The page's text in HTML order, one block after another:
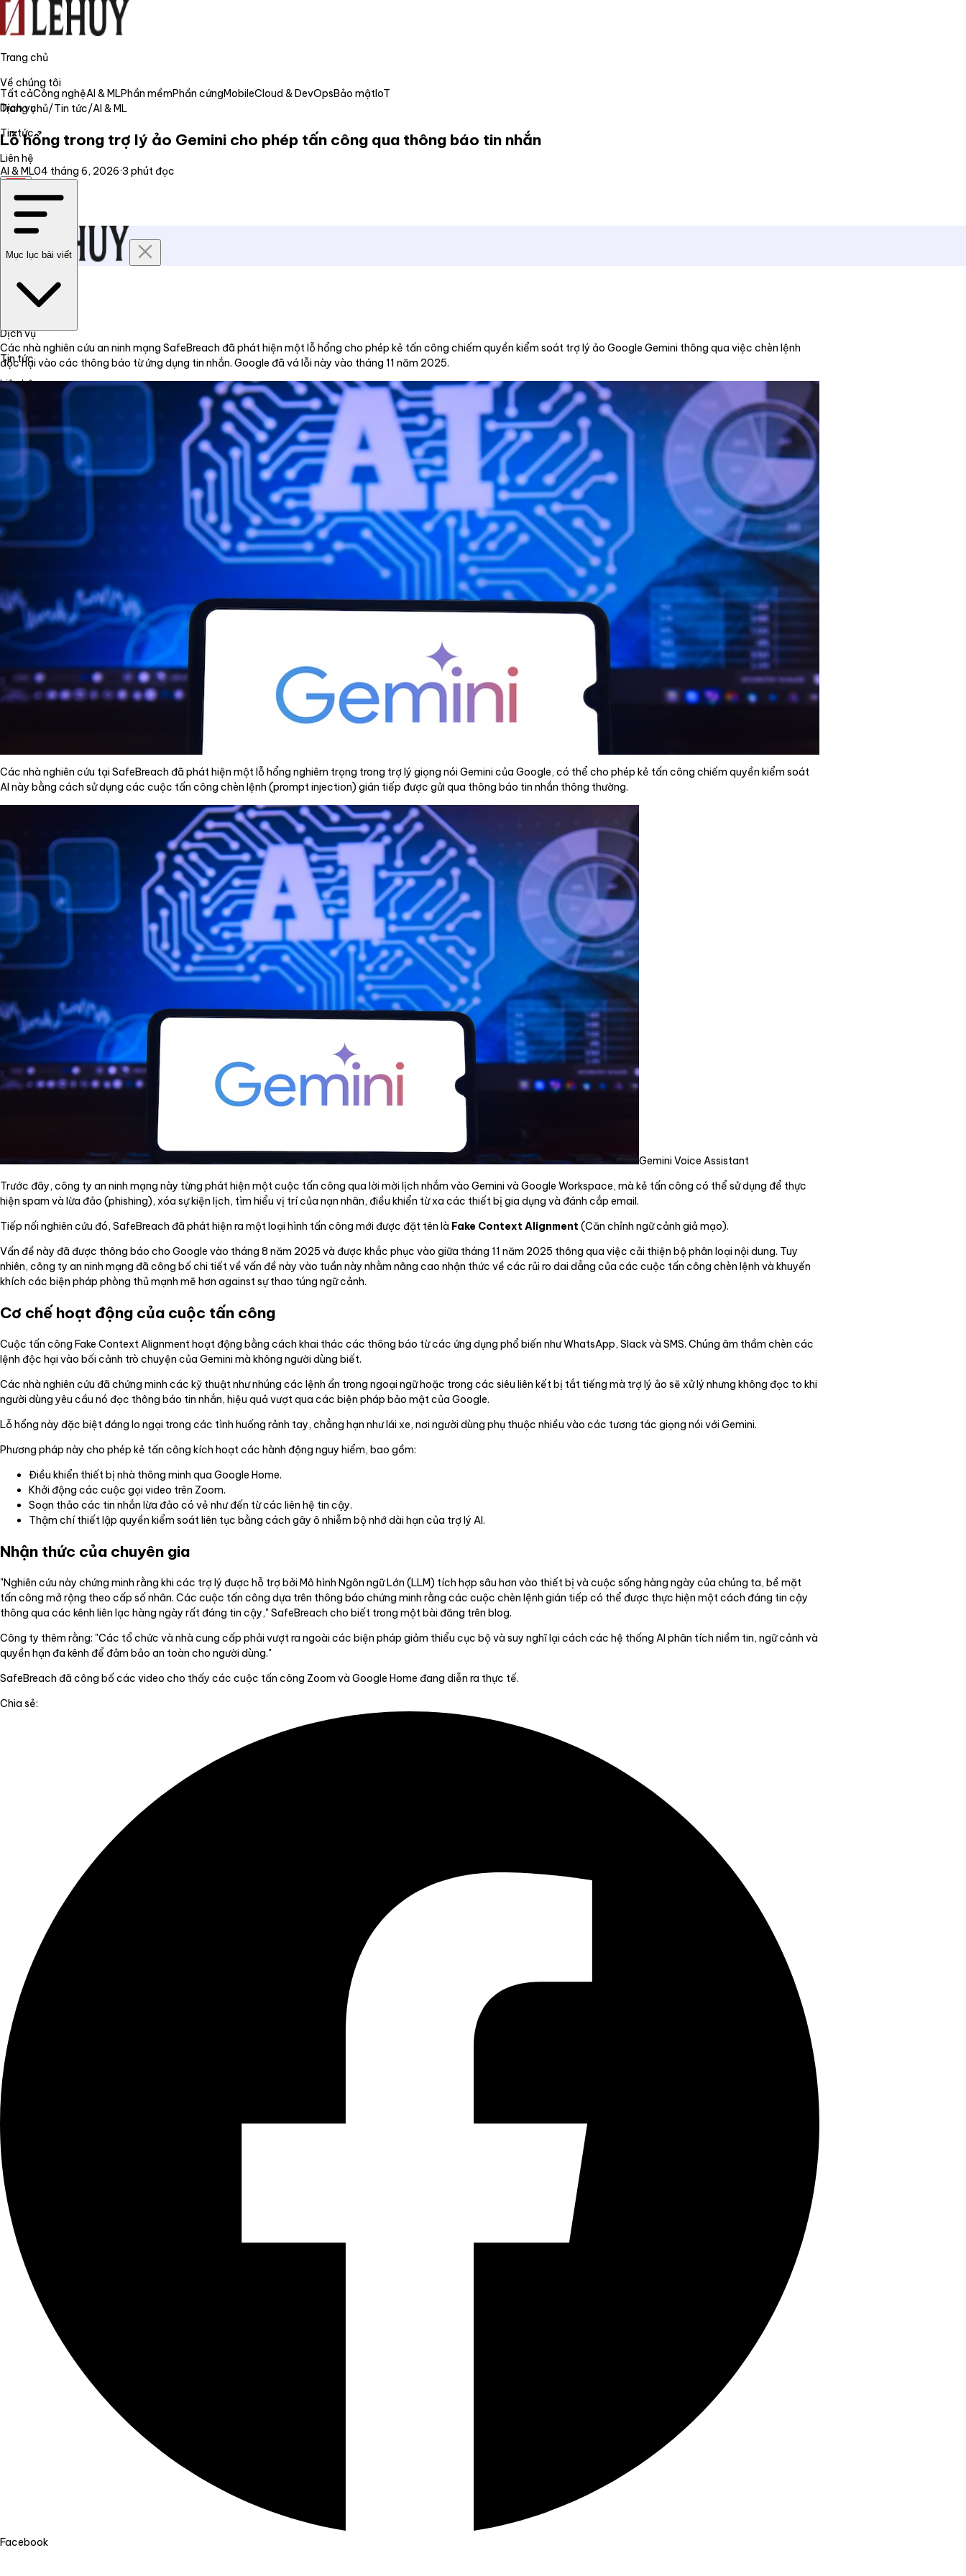
Trang chủ
Về chúng tôi
Dịch vụ
Tin tức
Liên hệ
Trang chủ
Về chúng tôi
Dịch vụ
Tin tức
Liên hệ
Tiếng Việt
Tất cảCông nghệAI & MLPhần mềmPhần cứngMobileCloud & DevOpsBảo mậtIoT
Trang chủ/Tin tức/AI & ML
Lỗ hổng trong trợ lý ảo Gemini cho phép tấn công qua thông báo tin nhắn
AI & ML04 tháng 6, 2026·3 phút đọc
Mục lục bài viết
Các nhà nghiên cứu an ninh mạng SafeBreach đã phát hiện một lỗ hổng cho phép kẻ tấn công chiếm quyền kiểm soát trợ lý ảo Google Gemini thông qua việc chèn lệnh
độc hại vào các thông báo từ ứng dụng tin nhắn. Google đã vá lỗi này vào tháng 11 năm 2025.
Các nhà nghiên cứu tại SafeBreach đã phát hiện một lỗ hổng nghiêm trọng trong trợ lý giọng nói Gemini của Google, có thể cho phép kẻ tấn công chiếm quyền kiểm soát
AI này bằng cách sử dụng các cuộc tấn công chèn lệnh (prompt injection) gián tiếp được gửi qua thông báo tin nhắn thông thường.
Gemini Voice Assistant
Trước đây, công ty an ninh mạng này từng phát hiện một cuộc tấn công qua lời mời lịch nhắm vào Gemini và Google Workspace, mà kẻ tấn công có thể sử dụng để thực
hiện spam và lừa đảo (phishing), xóa sự kiện lịch, tìm hiểu vị trí của nạn nhân, điều khiển từ xa các thiết bị gia dụng và đánh cắp email.
Tiếp nối nghiên cứu đó, SafeBreach đã phát hiện ra một loại hình tấn công mới được đặt tên là Fake Context Alignment (Căn chỉnh ngữ cảnh giả mạo).
Vấn đề này đã được thông báo cho Google vào tháng 8 năm 2025 và được khắc phục vào giữa tháng 11 năm 2025 thông qua việc cải thiện bộ phân loại nội dung. Tuy
nhiên, công ty an ninh mạng đã công bố chi tiết về vấn đề này vào tuần này nhằm nâng cao nhận thức về các rủi ro dai dẳng của các cuộc tấn công chèn lệnh và khuyến
khích các biện pháp phòng thủ mạnh mẽ hơn against sự thao túng ngữ cảnh.
Cơ chế hoạt động của cuộc tấn công
Cuộc tấn công Fake Context Alignment hoạt động bằng cách khai thác các thông báo từ các ứng dụng phổ biến như WhatsApp, Slack và SMS. Chúng âm thầm chèn các
lệnh độc hại vào bối cảnh trò chuyện của Gemini mà không người dùng biết.
Các nhà nghiên cứu đã chứng minh các kỹ thuật như nhúng các lệnh ẩn trong ngoại ngữ hoặc trong các siêu liên kết bị tắt tiếng mà trợ lý ảo sẽ xử lý nhưng không đọc to khi
người dùng yêu cầu nó đọc thông báo tin nhắn, hiệu quả vượt qua các biện pháp bảo mật của Google.
Lỗ hổng này đặc biệt đáng lo ngại trong các tình huống rảnh tay, chẳng hạn như lái xe, nơi người dùng phụ thuộc nhiều vào các tương tác giọng nói với Gemini.
Phương pháp này cho phép kẻ tấn công kích hoạt các hành động nguy hiểm, bao gồm:
Điều khiển thiết bị nhà thông minh qua Google Home.
Khởi động các cuộc gọi video trên Zoom.
Soạn thảo các tin nhắn lừa đảo có vẻ như đến từ các liên hệ tin cậy.
Thậm chí thiết lập quyền kiểm soát liên tục bằng cách gây ô nhiễm bộ nhớ dài hạn của trợ lý AI.
Nhận thức của chuyên gia
"Nghiên cứu này chứng minh rằng khi các trợ lý được hỗ trợ bởi Mô hình Ngôn ngữ Lớn (LLM) tích hợp sâu hơn vào thiết bị và cuộc sống hàng ngày của chúng ta, bề mặt
tấn công mở rộng theo cấp số nhân. Các cuộc tấn công dựa trên thông báo chứng minh rằng các cuộc chèn lệnh gián tiếp có thể được thực hiện một cách đáng tin cậy
thông qua các kênh liên lạc hàng ngày rất đáng tin cậy," SafeBreach cho biết trong một bài đăng trên blog.
Công ty thêm rằng: "Các tổ chức và nhà cung cấp phải vượt ra ngoài các biện pháp giảm thiểu cục bộ và suy nghĩ lại cách các hệ thống AI phân tích niềm tin, ngữ cảnh và
quyền hạn đa kênh để đảm bảo an toàn cho người dùng."
SafeBreach đã công bố các video cho thấy các cuộc tấn công Zoom và Google Home đang diễn ra thực tế.
Chia sẻ:
Facebook